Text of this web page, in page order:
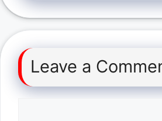
Leave a